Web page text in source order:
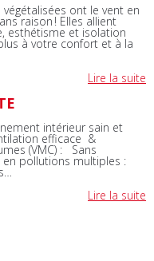
ont le vent en
raison ! Elles allient
esthétisme et isolation
à votre confort et à la
Lire la suite
intérieur sain et
efficace &
(VMC) : Sans
en pollutions multiples :
Lire la suite